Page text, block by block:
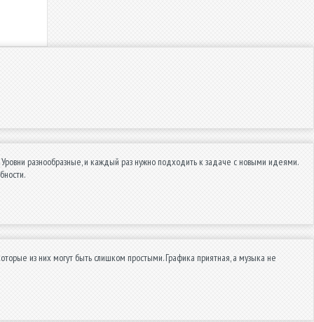
разнообразные, и каждый раз нужно подходить к задаче с новыми идеями.
из них могут быть слишком простыми. Графика приятная, а музыка не